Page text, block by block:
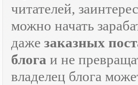
читателей,
можно начать
даже заказных
блога и не
владелец блога